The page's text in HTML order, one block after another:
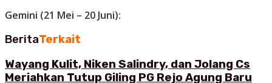
Gemini (21 Mei – 20 Juni):
BeritaTerkait
Wayang Kulit, Niken Salindry, dan Jolang Cs
Meriahkan Tutup Giling PG Rejo Agung Baru